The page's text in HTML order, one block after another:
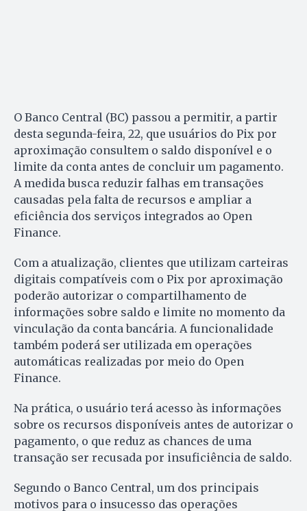
O Banco Central (BC) passou a permitir, a partir
desta segunda-feira, 22, que usuários do Pix por
aproximação consultem o saldo disponível e o
limite da conta antes de concluir um pagamento.
A medida busca reduzir falhas em transações
causadas pela falta de recursos e ampliar a
eficiência dos serviços integrados ao Open
Finance.
Com a atualização, clientes que utilizam carteiras
digitais compatíveis com o Pix por aproximação
poderão autorizar o compartilhamento de
informações sobre saldo e limite no momento da
vinculação da conta bancária. A funcionalidade
também poderá ser utilizada em operações
automáticas realizadas por meio do Open
Finance.
Na prática, o usuário terá acesso às informações
sobre os recursos disponíveis antes de autorizar o
pagamento, o que reduz as chances de uma
transação ser recusada por insuficiência de saldo.
Segundo o Banco Central, um dos principais
motivos para o insucesso das operações